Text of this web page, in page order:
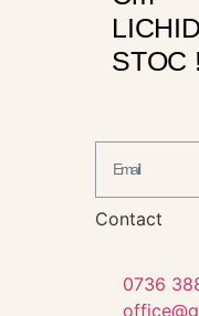
STOC !
Contact
0736